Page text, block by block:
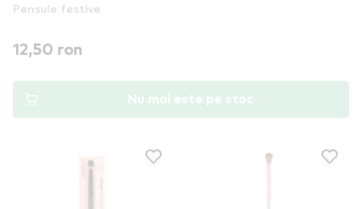
Pensule festive
12,50 ron
Nu mai este pe stoc